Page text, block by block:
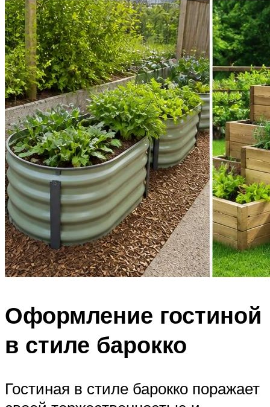
Оформление гостиной
в стиле барокко
Гостиная в стиле барокко поражает